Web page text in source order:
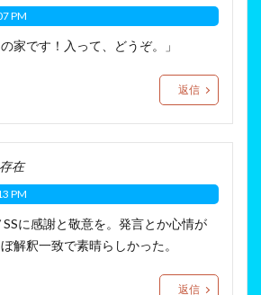
PM
家です！入って、どうぞ。」
返信
在
PM
に感謝と敬意を。発言とか心情が
解釈一致で素晴らしかった。
返信